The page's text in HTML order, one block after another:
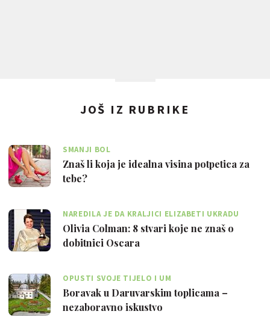
JOŠ IZ RUBRIKE
SMANJI BOL
Znaš li koja je idealna visina potpetica za
tebe?
NAREDILA JE DA KRALJICI ELIZABETI UKRADU
TOALETNI PAPIR
Olivia Colman: 8 stvari koje ne znaš o
dobitnici Oscara
OPUSTI SVOJE TIJELO I UM
Boravak u Daruvarskim toplicama –
nezaboravno iskustvo